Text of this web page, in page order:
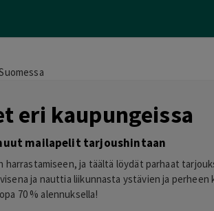
eri kaupungeissa
mailapelit tarjoushintaan
harrastamiseen, ja täältä löydät parhaat
ja nauttia liikunnasta ystävien ja perheen
70 % alennuksella!